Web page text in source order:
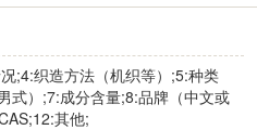
;4:织造方法（机织等）;5:种类
式）;7:成分含量;8:品牌（中文或
其他;